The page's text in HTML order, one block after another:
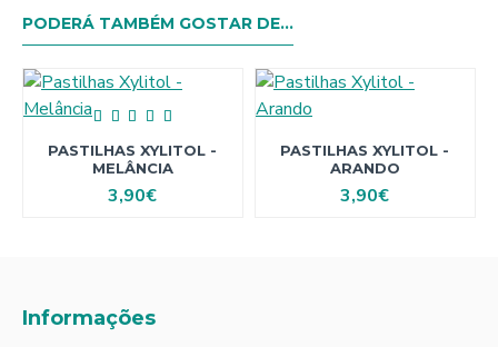
PODERÁ TAMBÉM GOSTAR DE...
PASTILHAS XYLITOL -
MELÂNCIA
3,90€
PASTILHAS XYLITOL -
ARANDO
3,90€
Informações